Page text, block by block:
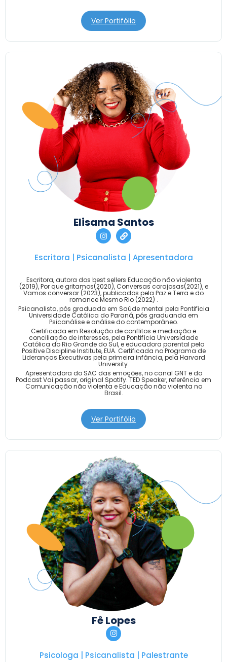
Ver Portifólio
Elisama Santos
Escritora | Psicanalista | Apresentadora
Escritora, autora dos best sellers Educação não violenta
(2019), Por que gritamos(2020), Conversas corajosas(2021), e
Vamos conversar (2023), publicados pela Paz e Terra e do
romance Mesmo Rio (2022) .
Psicanalista, pós graduada em Saúde mental pela Pontifícia
Universidade Católica do Paraná, pós graduanda em
Psicanálise e análise do contemporâneo.
Certificada em Resolução de conflitos e mediação e
conciliação de interesses, pela Pontifícia Universidade
Católica do Rio Grande do Sul, e educadora parental pelo
Positive Discipline Institute, EUA. Certificada no Programa de
Lideranças Executivas pela primeira infância, pela Harvard
University.
Apresentadora do SAC das emoções, no canal GNT e do
Podcast Vai passar, original Spotify. TED Speaker, referência em
Comunicação não violenta e Educação não violenta no
Brasil.
Ver Portifólio
Fê Lopes
Psicologa | Psicanalista | Palestrante